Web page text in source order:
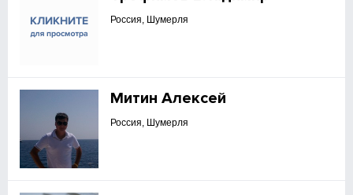
Россия, Шумерля
Митин Алексей
Россия, Шумерля